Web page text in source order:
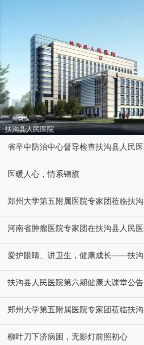
扶沟县人民医院
医暖人心，情系锦旗
扶沟县人民医院第六期健康大课堂公告
柳叶刀下济病困，无影灯前照初心